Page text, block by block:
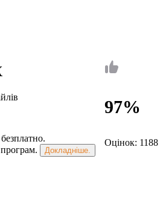
97%
Оцінок: 1188
.
Докладніше.